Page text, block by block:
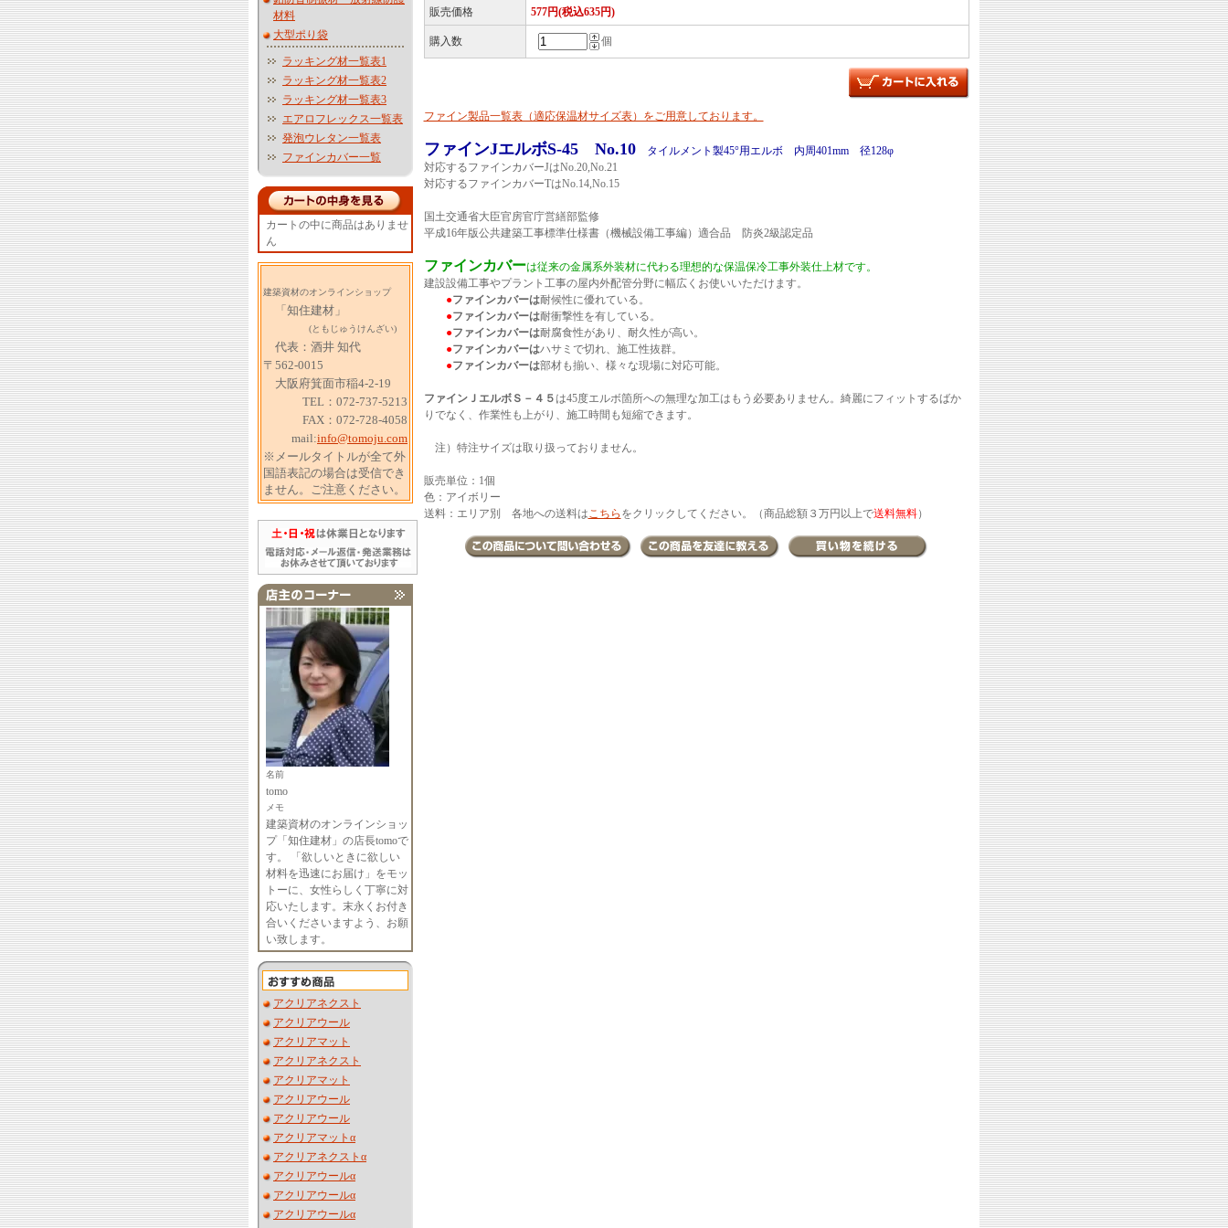
材料
大型ポり袋
ラッキング材一覧表1
ラッキング材一覧表2
ラッキング材一覧表3
エアロフレックス一覧表
発泡ウレタン一覧表
ファインカバー一覧
カートの中に商品はありませ
ん
建築資材のオンラインショップ
「知住建材」
(ともじゅうけんざい)
代表：酒井 知代
〒562-0015
大阪府箕面市稲4-2-19
TEL：072-737-5213
FAX：072-728-4058
mail:info@tomoju.com
※メールタイトルが全て外
国語表記の場合は受信でき
ません。ご注意ください。
名前
tomo
メモ
建築資材のオンラインショッ
プ「知住建材」の店長tomoで
す。 「欲しいときに欲しい
材料を迅速にお届け」をモッ
トーに、女性らしく丁寧に対
応いたします。末永くお付き
合いくださいますよう、お願
い致します。
アクリアネクスト
アクリアウール
アクリアマット
アクリアネクスト
アクリアマット
アクリアウール
アクリアウール
アクリアマットα
アクリアネクストα
アクリアウールα
アクリアウールα
アクリアウールα
販売価格 577円(税込635円)
購入数 個
ファイン製品一覧表（適応保温材サイズ表）をご用意しております。
ファインJエルボS-45 No.10タイルメント製45°用エルボ 内周401mm 径128φ
対応するファインカバーJはNo.20,No.21
対応するファインカバーTはNo.14,No.15
国土交通省大臣官房官庁営繕部監修
平成16年版公共建築工事標準仕様書（機械設備工事編）適合品 防炎2級認定品
ファインカバーは従来の金属系外装材に代わる理想的な保温保冷工事外装仕上材です。
建設設備工事やプラント工事の屋内外配管分野に幅広くお使いいただけます。
●ファインカバーは耐候性に優れている。
●ファインカバーは耐衝撃性を有している。
●ファインカバーは耐腐食性があり、耐久性が高い。
●ファインカバーはハサミで切れ、施工性抜群。
●ファインカバーは部材も揃い、様々な現場に対応可能。
ファインＪエルボＳ－４５ は45度エルボ箇所への無理な加工はもう必要ありません。綺麗にフィットするばか
りでなく、作業性も上がり、施工時間も短縮できます。
注）特注サイズは取り扱っておりません。
販売単位：1個
色：アイボリー
送料：エリア別 各地への送料はこちら をクリックしてください。（商品総額３万円以上で送料無料）